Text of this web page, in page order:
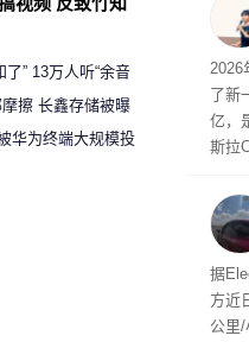
用“
“薅
元。
2026
了新
亿，
斯拉
第
是
据
方近
公里
了” 13万人听“余音
擦 长鑫存储被曝
逐出研发基地
华为终端大规模投